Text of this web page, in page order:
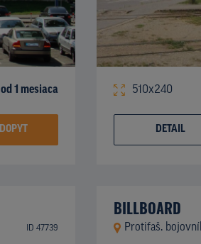
od 1 mesiaca 510x240
DETAIL
ID 47739
BILLBOARD
Protifaš.